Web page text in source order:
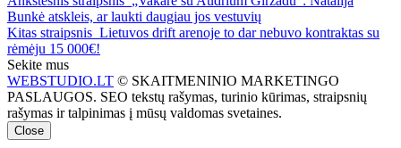
Bunkė atskleis, ar laukti daugiau jos vestuvių
Kitas straipsnis Lietuvos drift arenoje to dar nebuvo kontraktas su
rėmėju 15 000€!
Sekite mus
WEBSTUDIO.LT © SKAITMENINIO MARKETINGO
PASLAUGOS. SEO tekstų rašymas, turinio kūrimas, straipsnių
rašymas ir talpinimas į mūsų valdomas svetaines.
Close